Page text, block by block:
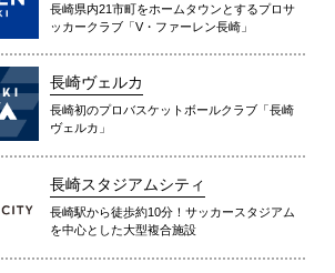
長崎県内21市町をホームタウンとするプロサ
ッカークラブ「V・ファーレン長崎」
長崎ヴェルカ
長崎初のプロバスケットボールクラブ「長崎
ヴェルカ」
長崎スタジアムシティ
長崎駅から徒歩約10分！サッカースタジアム
を中心とした大型複合施設